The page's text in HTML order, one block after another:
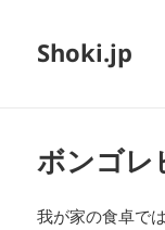
Shoki.jp
ボンゴレ
我が家の食卓で